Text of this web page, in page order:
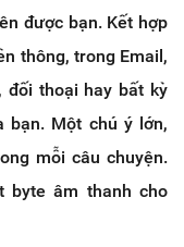
được bạn. Kết hợp
thông, trong Email,
đối thoại hay bất kỳ
bạn. Một chú ý lớn,
mỗi câu chuyện.
byte âm thanh cho